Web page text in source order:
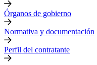
Órganos de gobierno
Normativa y documentación
Perfil del contratante